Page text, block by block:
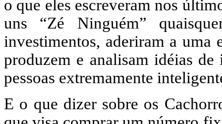
o que eles escreveram nos
uns “Zé Ninguém”
investimentos, aderiram a uma
produzem e analisam idéias
pessoas extremamente
E o que dizer sobre os